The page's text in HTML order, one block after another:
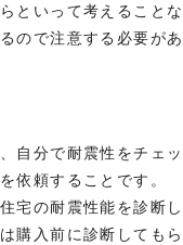
といって考えることな
ので注意する必要があ
自分で耐震性をチェッ
依頼することです。
宅の耐震性能を診断し
購入前に診断してもら